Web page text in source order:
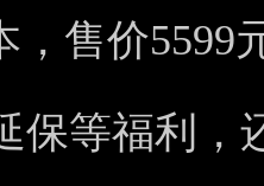
，售价5599
保等福利，